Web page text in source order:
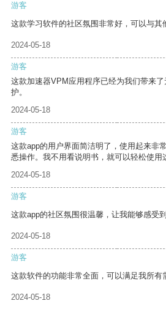
游客
这款学习软件的社区氛围非常好，可以与其
2024-05-18
游客
这款加速器VPM应用程序已经为我们带来
护。
2024-05-18
游客
这款app的用户界面简洁明了，使用起来非
悉操作。我不用看说明书，就可以轻松使用
2024-05-18
游客
这款app的社区氛围很温馨，让我能够感受到
2024-05-18
游客
这款软件的功能非常全面，可以满足我所有
2024-05-18